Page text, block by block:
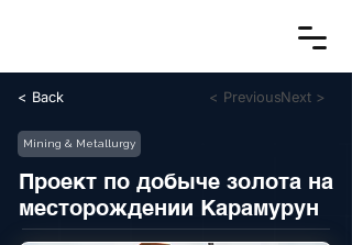
< Back < PreviousNext >
Mining & Metallurgy
Проект по добыче золота на
месторождении Карамурун